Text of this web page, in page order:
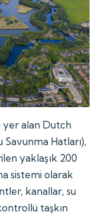
yer alan Dutch
Hatları),
yaklaşık 200
sistemi olarak
kanallar, su
taşkın